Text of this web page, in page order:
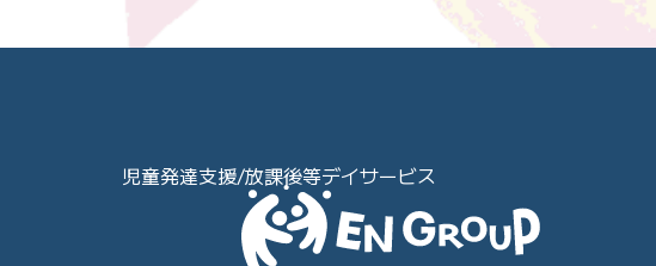
児童発達支援/放課後等デイサービス